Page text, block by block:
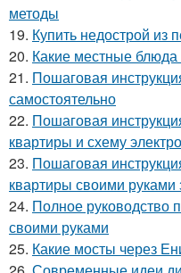
методы
19. Купить недострой из
20. Какие местные
21. Пошаговая
самостоятельно
22. Пошаговая
квартиры и схему
23. Пошаговая
квартиры своими руками
24. Полное руководство
своими руками
25. Какие мосты через